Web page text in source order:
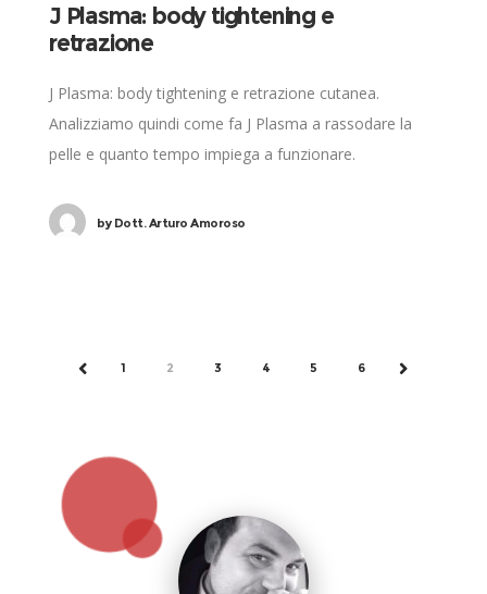
J Plasma: body tightening e
retrazione
J Plasma: body tightening e retrazione cutanea.
Analizziamo quindi come fa J Plasma a rassodare la
pelle e quanto tempo impiega a funzionare.
byDott. Arturo Amoroso
PREV1 2 3 4 5 6 NEXT